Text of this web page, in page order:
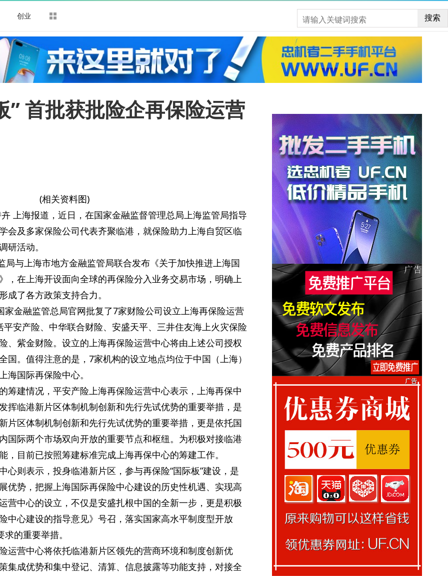
创业 搜索
” 首批获批险企再保险运营
(相关资料图)
上海报道，近日，在国家金融监督管理总局上海监管局指导
会及多家保险公司代表齐聚临港，就保险助力上海自贸区临
研活动。
局与上海市地方金融监管局联合发布《关于加快推进上海国
，在上海开设面向全球的再保险分入业务交易市场，明确上
成了各方政策支持合力。
家金融监管总局官网批复了7家财险公司设立上海再保险运营
安产险、中华联合财险、安盛天平、三井住友海上火灾保险
、紫金财险。设立的上海再保险运营中心将由上述公司授权
国。值得注意的是，7家机构的设立地点均位于中国（上海）
海国际再保险中心。
筹建情况，平安产险上海再保险运营中心表示，上海再保中
挥临港新片区体制机制创新和先行先试优势的重要举措，是
片区体制机制创新和先行先试优势的重要举措，更是依托国
国际两个市场双向开放的重要节点和枢纽。为积极对接临港
，目前已按照筹建标准完成上海再保中心的筹建工作。
心则表示，投身临港新片区，参与再保险“国际板”建设，是
优势，把握上海国际再保险中心建设的历史性机遇、实现高
营中心的设立，不仅是安盛扎根中国的全新一步，更是积极
中心建设的指导意见》号召，落实国家高水平制度型开放
的重要举措。
运营中心将依托临港新片区领先的营商环境和制度创新优
集成优势和集中登记、清算、信息披露等功能支持，对接全